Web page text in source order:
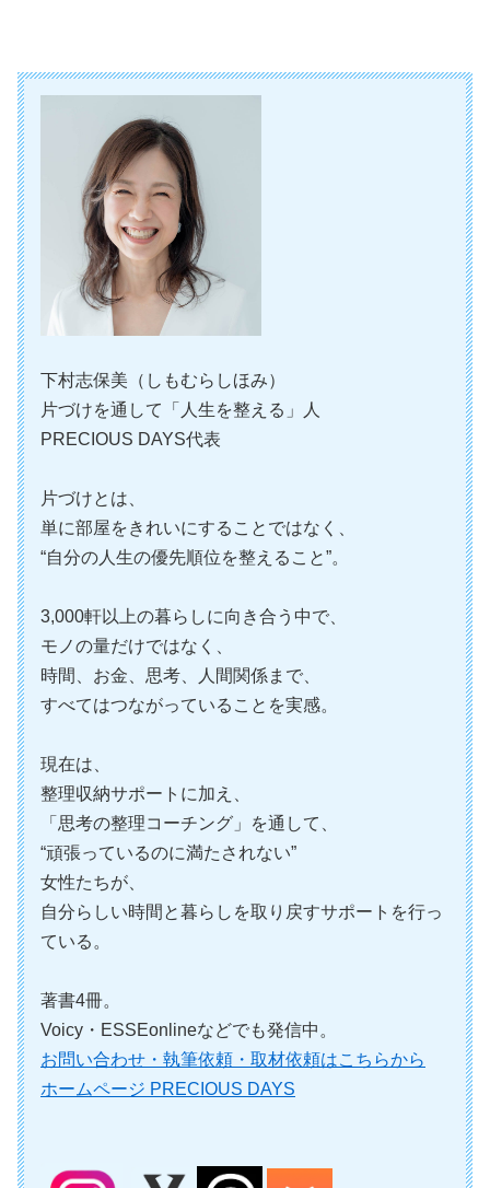
下村志保美（しもむらしほみ）
片づけを通して「人生を整える」人
PRECIOUS DAYS代表
片づけとは、
単に部屋をきれいにすることではなく、
“自分の人生の優先順位を整えること”。
3,000軒以上の暮らしに向き合う中で、
モノの量だけではなく、
時間、お金、思考、人間関係まで、
すべてはつながっていることを実感。
現在は、
整理収納サポートに加え、
「思考の整理コーチング」を通して、
“頑張っているのに満たされない”
女性たちが、
自分らしい時間と暮らしを取り戻すサポートを行っ
ている。
著書4冊。
Voicy・ESSEonlineなどでも発信中。
お問い合わせ・執筆依頼・取材依頼はこちらから
ホームページ PRECIOUS DAYS